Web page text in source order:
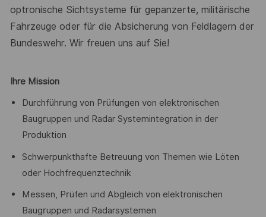
optronische Sichtsysteme für gepanzerte, militärische
Fahrzeuge oder für die Absicherung von Feldlagern der
Bundeswehr. Wir freuen uns auf Sie!
Ihre Mission
Durchführung von Prüfungen von elektronischen
Baugruppen und Radar Systemintegration in der
Produktion
Schwerpunkthafte Betreuung von Themen wie Löten
oder Hochfrequenztechnik
Messen, Prüfen und Abgleich von elektronischen
Baugruppen und Radarsystemen